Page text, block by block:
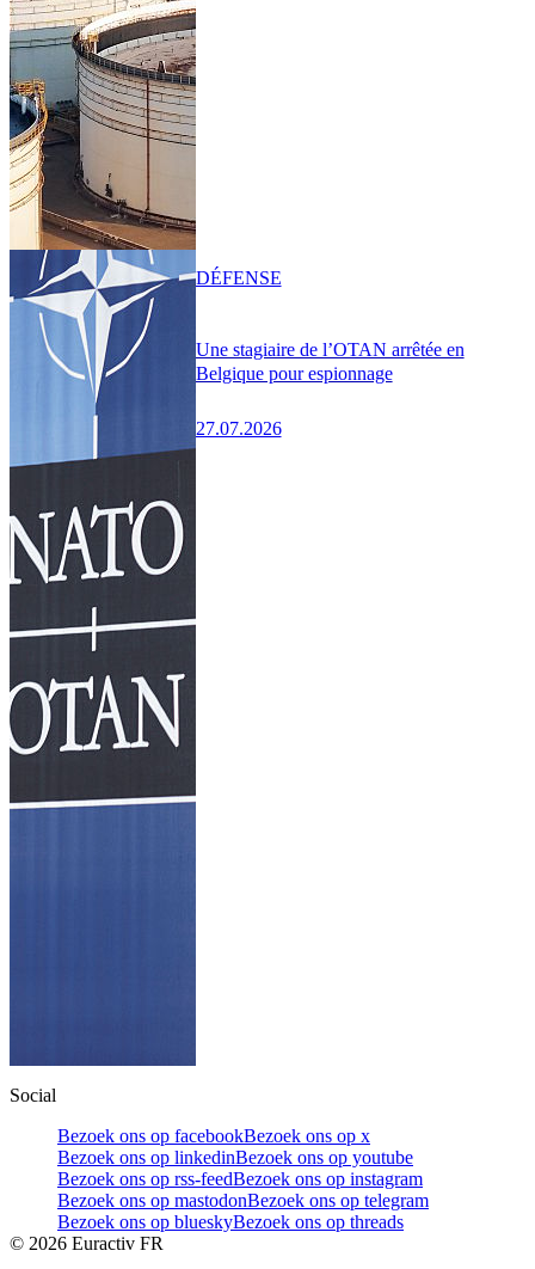
Une stagiaire de l’OTAN arrêtée en
Belgique pour espionnage
27.07.2026
DÉFENSE
Social
Bezoek ons op facebookBezoek ons op x
Bezoek ons op linkedinBezoek ons op youtube
Bezoek ons op rss-feedBezoek ons op instagram
Bezoek ons op mastodonBezoek ons op telegram
Bezoek ons op blueskyBezoek ons op threads
© 2026 Euractiv FR